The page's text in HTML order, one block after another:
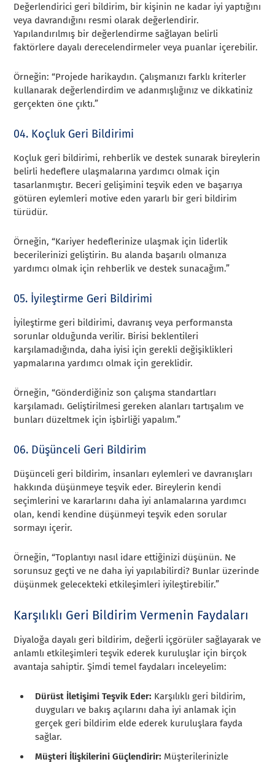
Değerlendirici geri bildirim, bir kişinin ne kadar iyi yaptığını
veya davrandığını resmi olarak değerlendirir.
Yapılandırılmış bir değerlendirme sağlayan belirli
faktörlere dayalı derecelendirmeler veya puanlar içerebilir.
Örneğin: “Projede harikaydın. Çalışmanızı farklı kriterler
kullanarak değerlendirdim ve adanmışlığınız ve dikkatiniz
gerçekten öne çıktı.”
04. Koçluk Geri Bildirimi
Koçluk geri bildirimi, rehberlik ve destek sunarak bireylerin
belirli hedeflere ulaşmalarına yardımcı olmak için
tasarlanmıştır. Beceri gelişimini teşvik eden ve başarıya
götüren eylemleri motive eden yararlı bir geri bildirim
türüdür.
Örneğin, “Kariyer hedeflerinize ulaşmak için liderlik
becerilerinizi geliştirin. Bu alanda başarılı olmanıza
yardımcı olmak için rehberlik ve destek sunacağım.”
05. İyileştirme Geri Bildirimi
İyileştirme geri bildirimi, davranış veya performansta
sorunlar olduğunda verilir. Birisi beklentileri
karşılamadığında, daha iyisi için gerekli değişiklikleri
yapmalarına yardımcı olmak için gereklidir.
Örneğin, “Gönderdiğiniz son çalışma standartları
karşılamadı. Geliştirilmesi gereken alanları tartışalım ve
bunları düzeltmek için işbirliği yapalım.”
06. Düşünceli Geri Bildirim
Düşünceli geri bildirim, insanları eylemleri ve davranışları
hakkında düşünmeye teşvik eder. Bireylerin kendi
seçimlerini ve kararlarını daha iyi anlamalarına yardımcı
olan, kendi kendine düşünmeyi teşvik eden sorular
sormayı içerir.
Örneğin, “Toplantıyı nasıl idare ettiğinizi düşünün. Ne
sorunsuz geçti ve ne daha iyi yapılabilirdi? Bunlar üzerinde
düşünmek gelecekteki etkileşimleri iyileştirebilir.”
Karşılıklı Geri Bildirim Vermenin Faydaları
Diyaloğa dayalı geri bildirim, değerli içgörüler sağlayarak ve
anlamlı etkileşimleri teşvik ederek kuruluşlar için birçok
avantaja sahiptir. Şimdi temel faydaları inceleyelim:
Dürüst İletişimi Teşvik Eder: Karşılıklı geri bildirim,
duyguları ve bakış açılarını daha iyi anlamak için
gerçek geri bildirim elde ederek kuruluşlara fayda
sağlar.
Müşteri İlişkilerini Güçlendirir: Müşterilerinizle